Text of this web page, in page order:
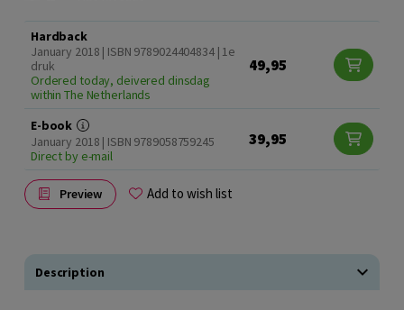
Hardback
January 2018 | ISBN 9789024404834 | 1e
druk
Ordered today, deivered dinsdag
within The Netherlands
49,95
E-book
January 2018 | ISBN 9789058759245
Direct by e-mail
39,95
Preview Add to wish list
Description